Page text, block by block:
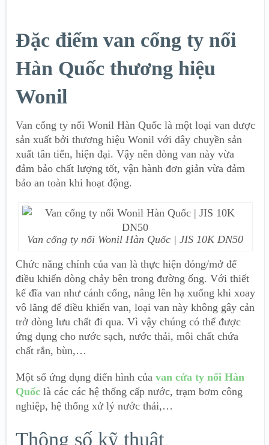
Đặc điểm van cổng ty nổi
Hàn Quốc thương hiệu
Wonil
Van cổng ty nổi Wonil Hàn Quốc là một loại van được
sản xuất bởi thương hiệu Wonil với dây chuyền sản
xuất tân tiến, hiện đại. Vậy nên dòng van này vừa
đảm bảo chất lượng tốt, vận hành đơn giản vừa đảm
bảo an toàn khi hoạt động.
Van cổng ty nổi Wonil Hàn Quốc | JIS 10K DN50
Chức năng chính của van là thực hiện đóng/mở để
điều khiển dòng chảy bên trong đường ống. Với thiết
kế đĩa van như cánh cổng, nâng lên hạ xuống khi xoay
vô lăng để điều khiển van, loại van này không gây cản
trở dòng lưu chất đi qua. Vì vậy chúng có thể được
ứng dụng cho nước sạch, nước thải, môi chất chứa
chất rắn, bùn,…
Một số ứng dụng điển hình của van cửa ty nổi Hàn
Quốc là các các hệ thống cấp nước, trạm bơm công
nghiệp, hệ thống xử lý nước thải,…
Thông số kỹ thuật